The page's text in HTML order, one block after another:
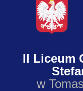
II Liceum
w